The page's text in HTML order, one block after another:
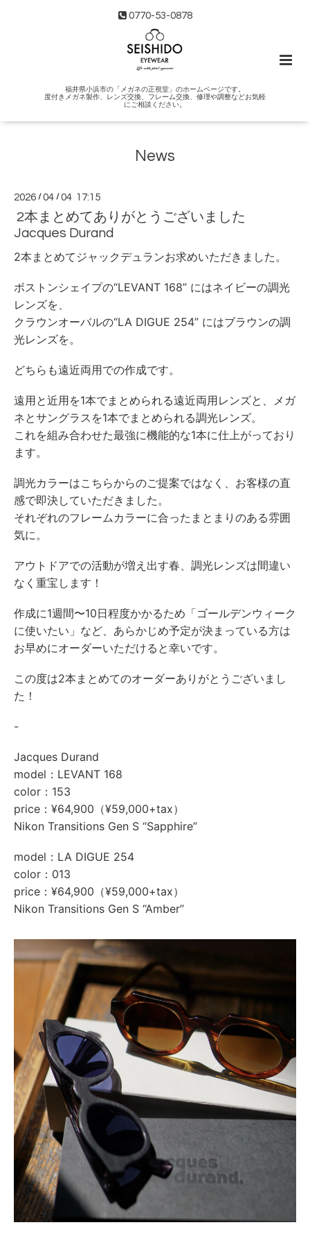
0770-53-0878
福井県小浜市の「メガネの正視堂」のホームページです。
度付きメガネ製作、レンズ交換、フレーム交換、修理や調整などお気軽
にご相談ください。
News
2026 /04 /04 17:15
2本まとめてありがとうございました
Jacques Durand
2本まとめてジャックデュランお求めいただきました。
ボストンシェイプの“LEVANT 168” にはネイビーの調光
レンズを、
クラウンオーバルの“LA DIGUE 254” にはブラウンの調
光レンズを。
どちらも遠近両用での作成です。
遠用と近用を1本でまとめられる遠近両用レンズと、メガ
ネとサングラスを1本でまとめられる調光レンズ。
これを組み合わせた最強に機能的な1本に仕上がっており
ます。
調光カラーはこちらからのご提案ではなく、お客様の直
感で即決していただきました。
それぞれのフレームカラーに合ったまとまりのある雰囲
気に。
アウトドアでの活動が増え出す春、調光レンズは間違い
なく重宝します！
作成に1週間〜10日程度かかるため「ゴールデンウィーク
に使いたい」など、あらかじめ予定が決まっている方は
お早めにオーダーいただけると幸いです。
この度は2本まとめてのオーダーありがとうございまし
た！
-
Jacques Durand
model：LEVANT 168
color：153
price：¥64,900（¥59,000+tax）
Nikon Transitions Gen S “Sapphire”
model：LA DIGUE 254
color：013
price：¥64,900（¥59,000+tax）
Nikon Transitions Gen S “Amber”